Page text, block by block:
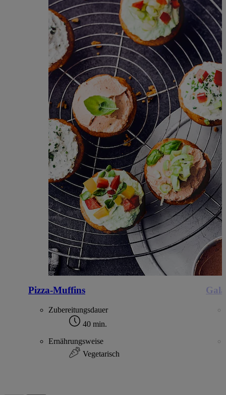
Pizza-Muffins
Zubereitungsdauer
40 min.
Ernährungsweise
Vegetarisch